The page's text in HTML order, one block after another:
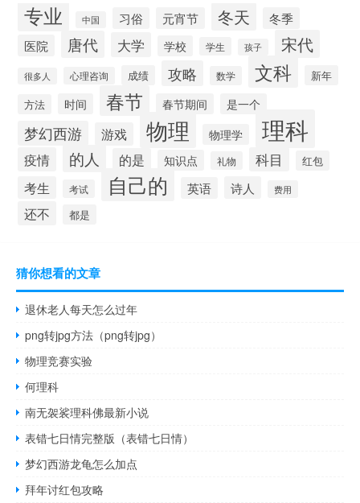
专业 中国 习俗 元宵节 冬天
冬季
医院
唐代 大学 学校 学生 孩子 宋代
很多人 心理咨询 成绩 攻略 数学 文科
新年
方法
时间 春节 春节期间 是一个
梦幻西游 游戏 物理 物理学 理科
疫情 的人 的是 知识点 礼物 科目 红包
考生 考试 自己的 英语 诗人 费用
还不 都是
猜你想看的文章
退休老人每天怎么过年
png转jpg方法（png转jpg）
物理竞赛实验
何理科
南无袈裟理科佛最新小说
表错七日情完整版（表错七日情）
梦幻西游龙龟怎么加点
拜年讨红包攻略